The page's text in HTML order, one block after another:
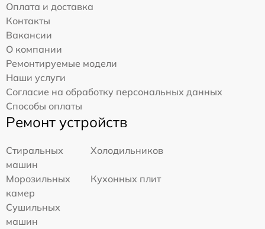
Оплата и доставка
Контакты
Вакансии
О компании
Ремонтируемые модели
Наши услуги
Согласие на обработку персональных данных
Способы оплаты
Ремонт устройств
Стиральных
машин
Холодильников
Морозильных
камер
Кухонных плит
Сушильных
машин